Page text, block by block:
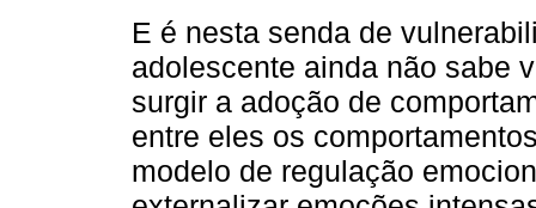
E é nesta senda de
adolescente ainda não sabe
surgir a adoção de
entre eles os
modelo de regulação